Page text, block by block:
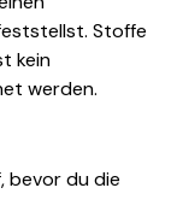
Stoffe
kein
werden.
bevor du die